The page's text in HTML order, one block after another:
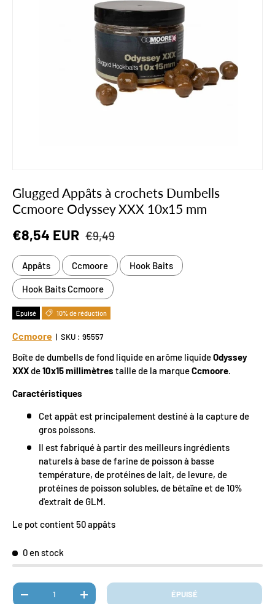
Glugged Appâts à crochets Dumbells
Ccmoore Odyssey XXX 10x15 mm
Prix soldé
€8,54 EUR Prix habituel
€9,49
Appâts Ccmoore Hook Baits
Hook Baits Ccmoore
Épuisé 10% de réduction
Ccmoore | SKU : 95557
Boîte de dumbells de fond liquide en arôme liquideOdyssey
XXXde10x15 millimètres taille de la marqueCcmoore.
Caractéristiques
Cet appât est principalement destiné à la capture de
gros poissons.
Il est fabriqué à partir des meilleurs ingrédients
naturels à base de farine de poisson à basse
température, de protéines de lait, de levure, de
protéines de poisson solubles, de bétaïne et de 10%
d'extrait de GLM.
Le pot contient 50 appâts
0 en stock
Qté
DIMINUER LA QUANTITÉAUGMENTER LA QUANTITÉÉPUISÉ